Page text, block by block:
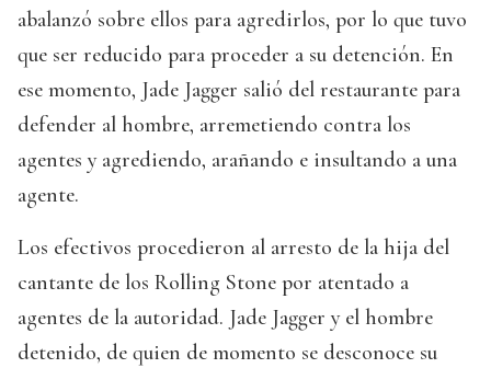
abalanzó sobre ellos para agredirlos, por lo que tuvo
que ser reducido para proceder a su detención. En
ese momento, Jade Jagger salió del restaurante para
defender al hombre, arremetiendo contra los
agentes y agrediendo, arañando e insultando a una
agente.
Los efectivos procedieron al arresto de la hija del
cantante de los Rolling Stone por atentado a
agentes de la autoridad. Jade Jagger y el hombre
detenido, de quien de momento se desconoce su